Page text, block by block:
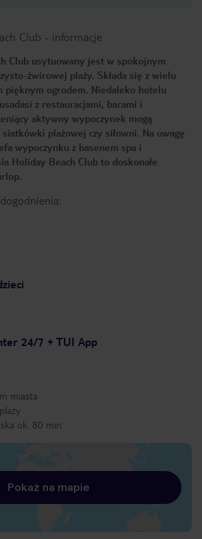
Club - informacje
Club usytuowany jest w spokojnym
żwirowej plaży. Składa się z wielu
pięknym ogrodem. Niedaleko hotelu
z restauracjami, barami i
aktywny wypoczynek mogą
plażowej czy siłowni. Na uwagę
wypoczynku z basenem spa i
Holiday Beach Club to doskonałe
24/7 + TUI App
miasta
ok. 80 min
Pokaż na mapie